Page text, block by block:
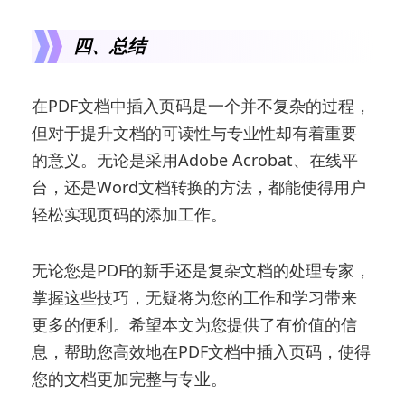
四、总结
在PDF文档中插入页码是一个并不复杂的过程，
但对于提升文档的可读性与专业性却有着重要
的意义。无论是采用Adobe Acrobat、在线平
台，还是Word文档转换的方法，都能使得用户
轻松实现页码的添加工作。
无论您是PDF的新手还是复杂文档的处理专家，
掌握这些技巧，无疑将为您的工作和学习带来
更多的便利。希望本文为您提供了有价值的信
息，帮助您高效地在PDF文档中插入页码，使得
您的文档更加完整与专业。